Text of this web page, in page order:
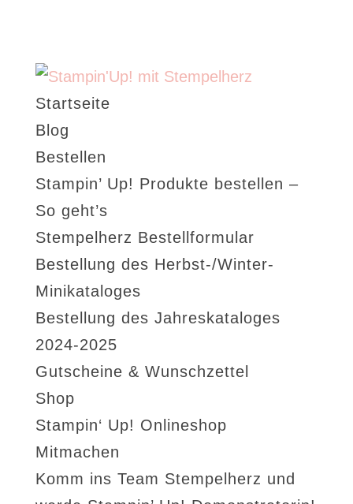
Startseite
Blog
Bestellen
Stampin’ Up! Produkte bestellen –
So geht’s
Stempelherz Bestellformular
Bestellung des Herbst-/Winter-
Minikataloges
Bestellung des Jahreskataloges
2024-2025
Gutscheine & Wunschzettel
Shop
Stampin‘ Up! Onlineshop
Mitmachen
Komm ins Team Stempelherz und